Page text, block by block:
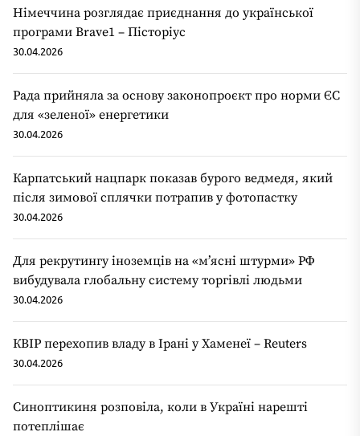
Німеччина розглядає приєднання до української
програми Brave1 – Пісторіус
30.04.2026
Рада прийняла за основу законопроєкт про норми ЄС
для «зеленої» енергетики
30.04.2026
Карпатський нацпарк показав бурого ведмедя, який
після зимової сплячки потрапив у фотопастку
30.04.2026
Для рекрутингу іноземців на «мʼясні штурми» РФ
вибудувала глобальну систему торгівлі людьми
30.04.2026
КВІР перехопив владу в Ірані у Хаменеї – Reuters
30.04.2026
Синоптикиня розповіла, коли в Україні нарешті
потеплішає